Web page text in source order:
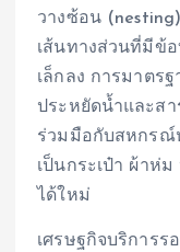
วางซ้อน
เส้นทางส่วนที่มีข้
เล็กลง การมาตร
ประหยัดน้ำและสา
ร่วมมือกับสหกรณ์
เป็นกระเป๋า ผ้าห่
ได้ใหม่
เศรษฐกิจบริการร